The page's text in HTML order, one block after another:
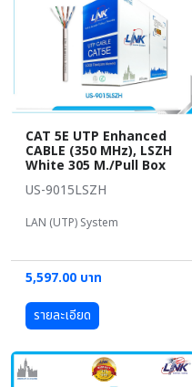
CAT 5E UTP Enhanced
CABLE (350 MHz), LSZH
White 305 M./Pull Box
US-9015LSZH
LAN (UTP) System
5,597.00 บาท
รายละเอียด